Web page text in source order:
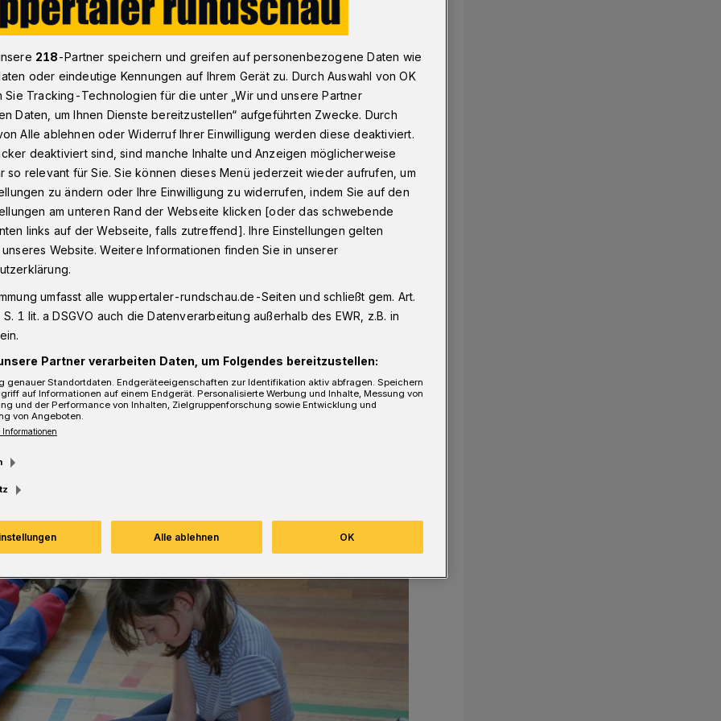
für Kinder in Konflikten​
für Kinder in
Kultur und Soziales der Sparda-Bank
und Dezember 2023 die Schülerinnen
Grundschulen KGS Küllenhahn,
Grundschule Peterstraße mit
218-Partner speichern und greifen auf personenbezogene Daten wie
oder eindeutige Kennungen auf Ihrem Gerät zu. Durch Auswahl von OK
Sie Tracking-Technologien für die unter „Wir und unsere Partner
Daten, um Ihnen Dienste bereitzustellen“ aufgeführten Zwecke. Durch
Alle ablehnen oder Widerruf Ihrer Einwilligung werden diese deaktiviert.
deaktiviert sind, sind manche Inhalte und Anzeigen möglicherweise
so relevant für Sie. Sie können dieses Menü jederzeit wieder aufrufen, um
zu ändern oder Ihre Einwilligung zu widerrufen, indem Sie auf den
am unteren Rand der Webseite klicken [oder das schwebende
links auf der Webseite, falls zutreffend]. Ihre Einstellungen gelten
Website. Weitere Informationen finden Sie in unserer
umfasst alle wuppertaler-rundschau.de-Seiten und schließt gem. Art.
1 lit. a DSGVO auch die Datenverarbeitung außerhalb des EWR, z.B. in
Partner verarbeiten Daten, um Folgendes bereitzustellen:
genauer Standortdaten. Endgeräteeigenschaften zur Identifikation aktiv abfragen. Speichern
auf Informationen auf einem Endgerät. Personalisierte Werbung und Inhalte, Messung von
und der Performance von Inhalten, Zielgruppenforschung sowie Entwicklung und
von Angeboten.
Alle ablehnen OK